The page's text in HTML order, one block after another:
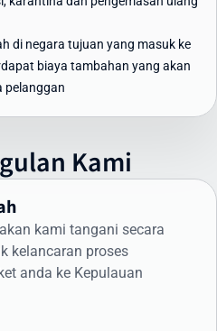
kualitas dan
ke Kepulauan
Mariana menjadi perhatian
5-7 hari kerja
30-45 hari
pengiriman meliputi:
di Indonesia dan Kepulauan
di negara tujuan yang masuk ke
biaya tambahan yang akan
pelanggan
Kami
kami tangani secara
kelancaran proses
anda ke Kepulauan